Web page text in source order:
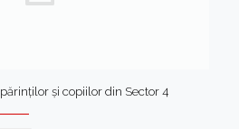
și copiilor din Sector 4